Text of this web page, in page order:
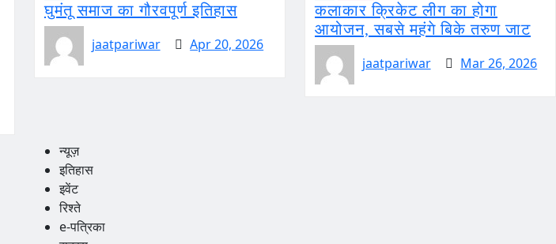
घुमंतू समाज का गौरवपूर्ण इतिहास
jaatpariwar
Apr 20, 2026
कलाकार क्रिकेट लीग का होगा
आयोजन, सबसे महंगे बिके तरुण जाट
jaatpariwar
Mar 26, 2026
न्यूज़
इतिहास
इवेंट
रिश्ते
e-पत्रिका